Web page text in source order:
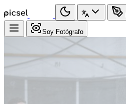
Soy Fotógrafo